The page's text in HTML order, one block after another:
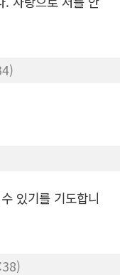
있기를 기도합니